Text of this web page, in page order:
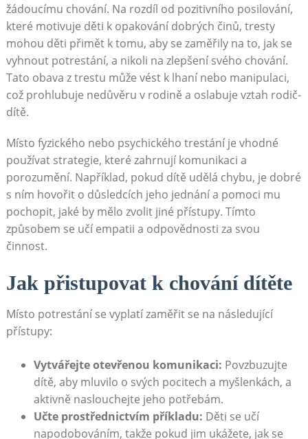
žádoucímu chování. Na rozdíl od pozitivního posilování,
které motivuje děti k opakování dobrých činů, tresty
mohou děti přimět k tomu, aby se zaměřily na to, jak se
vyhnout potrestání, a nikoli na zlepšení svého chování.
Tato obava z trestu může vést k lhaní nebo manipulaci,
což prohlubuje nedůvěru v rodině a oslabuje vztah rodič-
dítě.
Místo fyzického nebo psychického trestání je vhodné
používat strategie, které zahrnují komunikaci a
porozumění. Například, pokud dítě udělá chybu, je dobré
s ním hovořit o důsledcích jeho jednání a pomoci mu
pochopit, jaké by mělo zvolit jiné přístupy. Tímto
způsobem se učí empatii a odpovědnosti za svou
činnost.
Jak přistupovat k chování dítěte
Místo potrestání se vyplatí zaměřit se na následující
přístupy:
Vytvářejte otevřenou komunikaci: Povzbuzujte
dítě, aby mluvilo o svých pocitech a myšlenkách, a
aktivně naslouchejte jeho potřebám.
Učte prostřednictvím příkladu: Děti se učí
napodobováním, takže pokud jim ukážete, jak se